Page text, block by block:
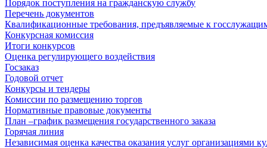
Порядок поступления на гражданскую службу
Перечень документов
Квалификационные требования, предъявляемые к
Конкурсная комиссия
Итоги конкурсов
Оценка регулирующего воздействия
Госзаказ
Годовой отчет
Конкурсы и тендеры
Комиссии по размещению торгов
Нормативные правовые документы
План –график размещения государственного заказа
Горячая линия
Независимая оценка качества оказания услуг организациями